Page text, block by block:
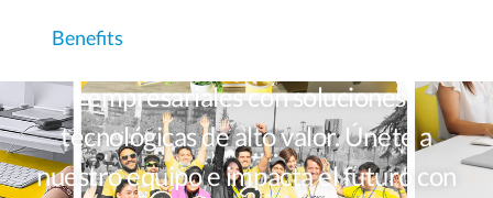
Benefits
Transformamos procesos
empresariales con soluciones
tecnológicas de alto valor. Únete a
nuestro equipo e impacta el futuro con